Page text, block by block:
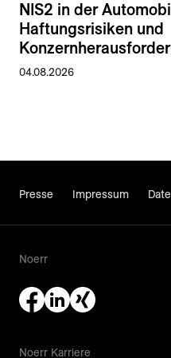
NIS2 in der
Haftungsrisiken und
04.08.2026
Presse Impressum
Noerr
Noerr Karriere